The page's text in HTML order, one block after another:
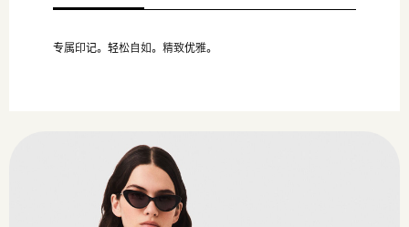
专属印记。轻松自如。精致优雅。